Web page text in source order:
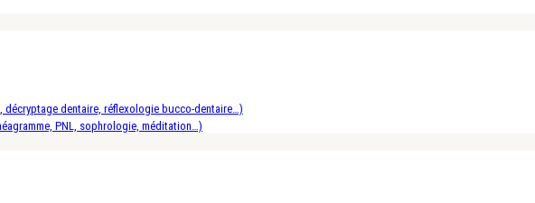
dentaire, réflexologie bucco-dentaire…)
PNL, sophrologie, méditation…)